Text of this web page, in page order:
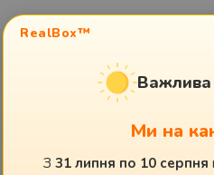
У вартість
(дерев'яна
Важливо:
коробки, ми
RealBox™
Важлива
Ми на
З 31 липня по 10 серпня